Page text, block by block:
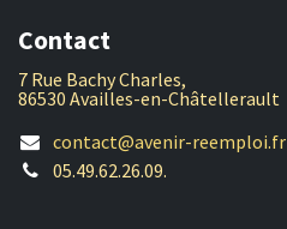
Contact
7 Rue Bachy Charles,
86530 Availles-en-Châtellerault
contact@avenir-reemploi.fr
05.49.62.26.09.